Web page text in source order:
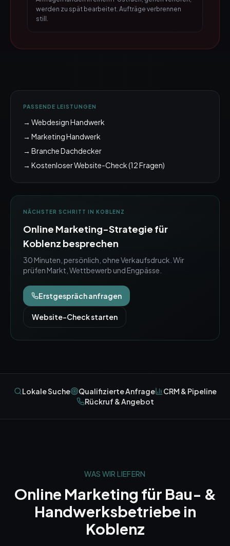
werden zu spät bearbeitet. Aufträge verbrennen
still.
PASSENDE LEISTUNGEN
→ Webdesign Handwerk
→ Marketing Handwerk
→ Branche Dachdecker
→ Kostenloser Website-Check (12 Fragen)
NÄCHSTER SCHRITT IN KOBLENZ
Online Marketing-Strategie für
Koblenz besprechen
30 Minuten, persönlich, ohne Verkaufsdruck. Wir
prüfen Markt, Wettbewerb und Engpässe.
Erstgespräch anfragen
Website-Check starten
Lokale Suche Qualifizierte Anfrage
CRM & Pipeline
Rückruf & Angebot
WAS WIR LIEFERN
Online Marketing für Bau- &
Handwerksbetriebe in
Koblenz